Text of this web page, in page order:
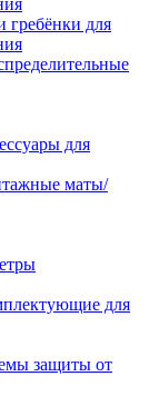
гребёнки для
для
маты/
для
защиты от